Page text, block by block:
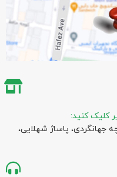
کلیک کنید:
جهانگردی،‌ پاساژ شهلایی،